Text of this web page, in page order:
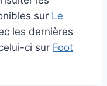
sur Le
les dernières
ci sur Foot